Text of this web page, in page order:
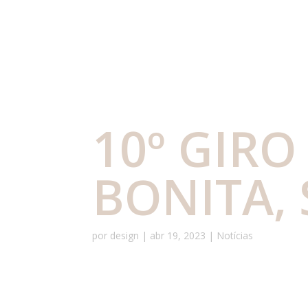
10º
BONITA,
por design | abr 19, 2023 | Notícias